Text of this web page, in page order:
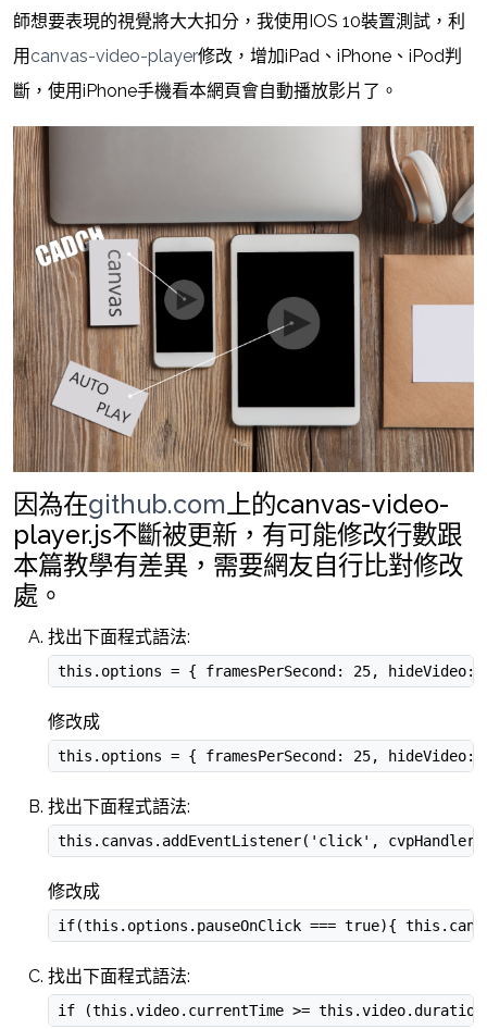
師想要表現的視覺將大大扣分，我使用IOS 10裝置測試，利
用 canvas-video-player修改，增加iPad、iPhone、iPod判
斷，使用iPhone手機看本網頁會自動播放影片了。
因為在github.com 上的canvas-video-
player.js不斷被更新，有可能修改行數跟
本篇教學有差異，需要網友自行比對修改
處。
找出下面程式語法:
this.options = { framesPerSecond: 25,
修改成
this.options = { framesPerSecond: 25,
找出下面程式語法:
this.canvas.addEventListener('click',
修改成
if(this.options.pauseOnClick === true){
找出下面程式語法:
if (this.video.currentTime >=